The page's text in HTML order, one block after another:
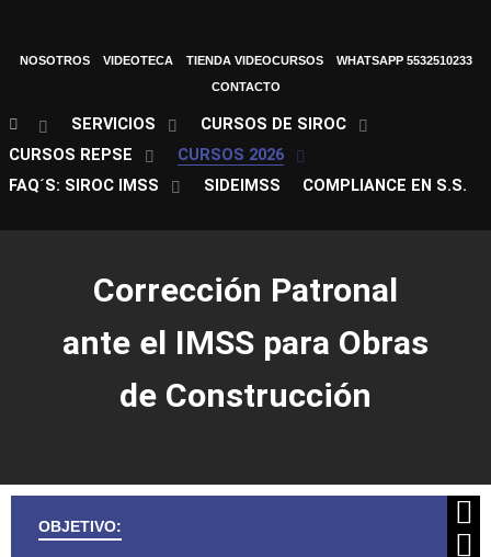
NOSOTROS VIDEOTECA TIENDA VIDEOCURSOS
WHATSAPP 5532510233
CONTACTO
SERVICIOS
CURSOS DE SIROC
CURSOS REPSE
CURSOS 2026
FAQ´S: SIROC IMSS
SIDEIMSS COMPLIANCE EN S.S.
Corrección Patronal
ante el IMSS para Obras
de Construcción
OBJETIVO: